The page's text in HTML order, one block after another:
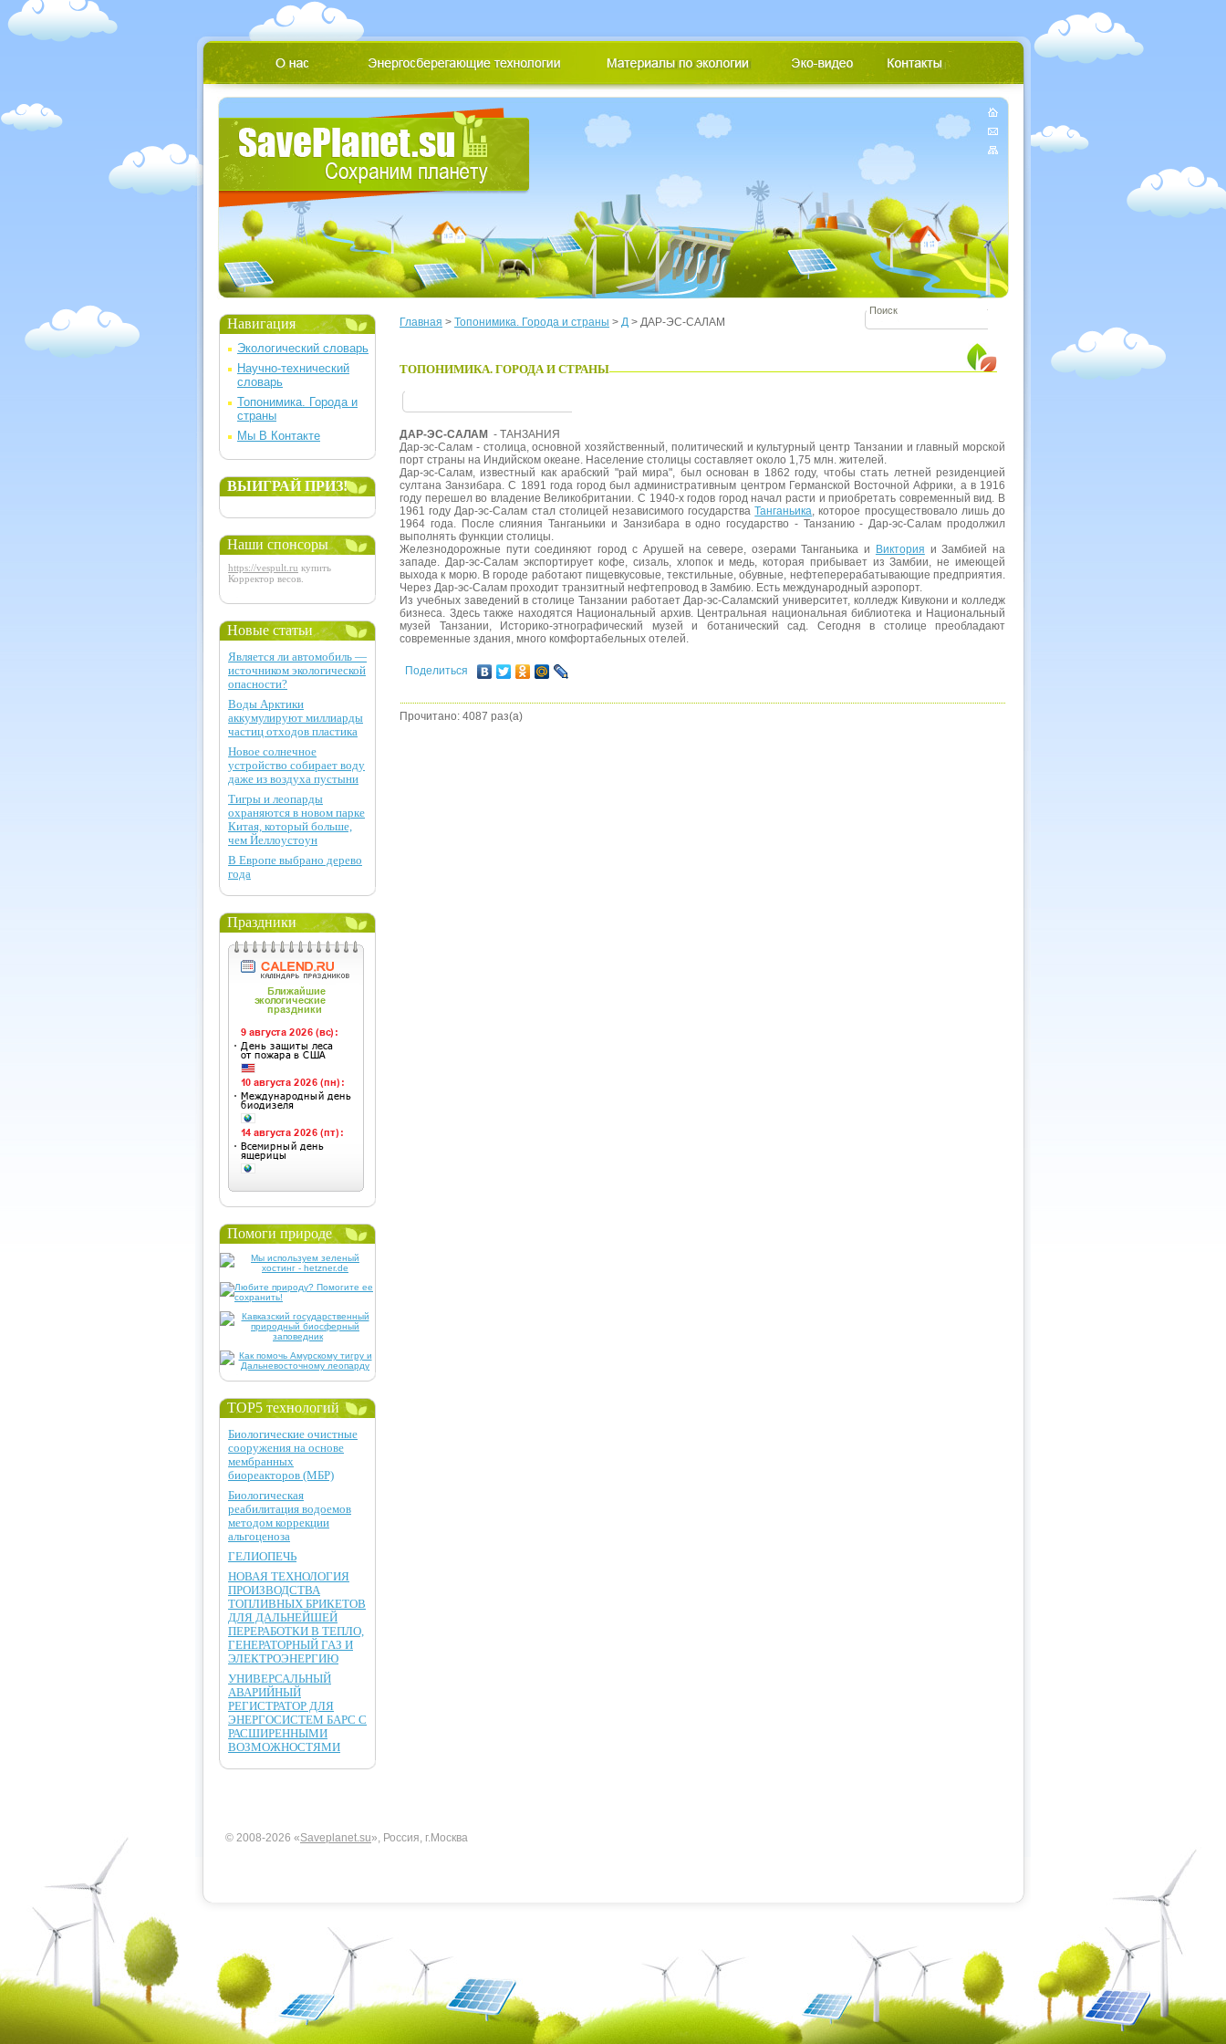
Главная > Топонимика. Города и страны > Д > ДАР-ЭС-САЛАМ
ТОПОНИМИКА. ГОРОДА И СТРАНЫ
ДАР-ЭС-САЛАМ - ТАНЗАНИЯ
Дар-эс-Салам - столица, основной хозяйственный, политический и культурный центр Танзании и главный морской
порт страны на Индийском океане. Население столицы составляет около 1,75 млн. жителей.
Дар-эс-Салам, известный как арабский "рай мира", был основан в 1862 году, чтобы стать летней резиденцией
султана Занзибара. С 1891 года город был административным центром Германской Восточной Африки, а в 1916
году перешел во владение Великобритании. С 1940-х годов город начал расти и приобретать современный вид. В
1961 году Дар-эс-Салам стал столицей независимого государстваТанганьика, которое просуществовало лишь до
1964 года. После слияния Танганьики и Занзибара в одно государство - Танзанию - Дар-эс-Салам продолжил
выполнять функции столицы.
Железнодорожные пути соединяют город с Арушей на севере, озерами Танганьика и
Виктория и Замбией на
западе. Дар-эс-Салам экспортирует кофе, сизаль, хлопок и медь, которая прибывает из Замбии, не имеющей
выхода к морю. В городе работают пищевкусовые, текстильные, обувные, нефтеперерабатывающие предприятия.
Через Дар-эс-Салам проходит транзитный нефтепровод в Замбию. Есть международный аэропорт.
Из учебных заведений в столице Танзании работает Дар-эс-Саламский университет, колледж Кивукони и колледж
бизнеса. Здесь также находятся Национальный архив. Центральная национальная библиотека и Национальный
музей Танзании, Историко-этнографический музей и ботанический сад. Сегодня в столице преобладают
современные здания, много комфортабельных отелей.
Поделиться
Прочитано: 4087 раз(а)
Навигация
Экологический словарь
Научно-технический
словарь
Топонимика. Города и
страны
Мы В Контакте
ВЫИГРАЙ ПРИЗ!
Наши спонсоры
https://vespult.ru купить
Корректор весов.
Новые статьи
Является ли автомобиль —
источником экологической
опасности?
Воды Арктики
аккумулируют миллиарды
частиц отходов пластика
Новое солнечное
устройство собирает воду
даже из воздуха пустыни
Тигры и леопарды
охраняются в новом парке
Китая, который больше,
чем Йеллоустоун
В Европе выбрано дерево
года
Праздники
Помоги природе
TOP5 технологий
Биологические очистные
сооружения на основе
мембранных
биореакторов (МБР)
Биологическая
реабилитация водоемов
методом коррекции
альгоценоза
ГЕЛИОПЕЧЬ
НОВАЯ ТЕХНОЛОГИЯ
ПРОИЗВОДСТВА
ТОПЛИВНЫХ БРИКЕТОВ
ДЛЯ ДАЛЬНЕЙШЕЙ
ПЕРЕРАБОТКИ В ТЕПЛО,
ГЕНЕРАТОРНЫЙ ГАЗ И
ЭЛЕКТРОЭНЕРГИЮ
УНИВЕРСАЛЬНЫЙ
АВАРИЙНЫЙ
РЕГИСТРАТОР ДЛЯ
ЭНЕРГОСИСТЕМ БАРС С
РАСШИРЕННЫМИ
ВОЗМОЖНОСТЯМИ
© 2008-2026 «Saveplanet.su», Россия, г.Москва